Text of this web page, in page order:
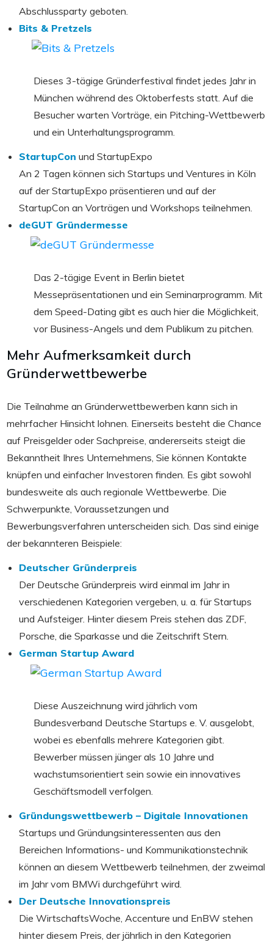
Abschlussparty geboten.
Bits & Pretzels
Dieses 3-tägige Gründerfestival findet jedes Jahr in
München während des Oktoberfests statt. Auf die
Besucher warten Vorträge, ein Pitching-Wettbewerb
und ein Unterhaltungsprogramm.
StartupCon und StartupExpo
An 2 Tagen können sich Startups und Ventures in Köln
auf der StartupExpo präsentieren und auf der
StartupCon an Vorträgen und Workshops teilnehmen.
deGUT Gründermesse
Das 2-tägige Event in Berlin bietet
Messepräsentationen und ein Seminarprogramm. Mit
dem Speed-Dating gibt es auch hier die Möglichkeit,
vor Business-Angels und dem Publikum zu pitchen.
Mehr Aufmerksamkeit durch
Gründerwettbewerbe
Die Teilnahme an Gründerwettbewerben kann sich in
mehrfacher Hinsicht lohnen. Einerseits besteht die Chance
auf Preisgelder oder Sachpreise, andererseits steigt die
Bekanntheit Ihres Unternehmens, Sie können Kontakte
knüpfen und einfacher Investoren finden. Es gibt sowohl
bundesweite als auch regionale Wettbewerbe. Die
Schwerpunkte, Voraussetzungen und
Bewerbungsverfahren unterscheiden sich. Das sind einige
der bekannteren Beispiele:
Deutscher Gründerpreis
Der Deutsche Gründerpreis wird einmal im Jahr in
verschiedenen Kategorien vergeben, u. a. für Startups
und Aufsteiger. Hinter diesem Preis stehen das ZDF,
Porsche, die Sparkasse und die Zeitschrift Stern.
German Startup Award
Diese Auszeichnung wird jährlich vom
Bundesverband Deutsche Startups e. V. ausgelobt,
wobei es ebenfalls mehrere Kategorien gibt.
Bewerber müssen jünger als 10 Jahre und
wachstumsorientiert sein sowie ein innovatives
Geschäftsmodell verfolgen.
Gründungswettbewerb – Digitale Innovationen
Startups und Gründungsinteressenten aus den
Bereichen Informations- und Kommunikationstechnik
können an diesem Wettbewerb teilnehmen, der zweimal
im Jahr vom BMWi durchgeführt wird.
Der Deutsche Innovationspreis
Die WirtschaftsWoche, Accenture und EnBW stehen
hinter diesem Preis, der jährlich in den Kategorien